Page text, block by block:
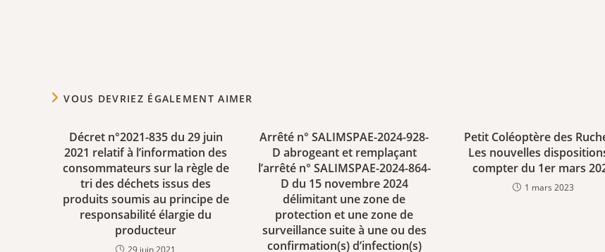
VOUS DEVRIEZ ÉGALEMENT AIMER
Décret n°2021-835 du 29 juin
2021 relatif à l’information des
consommateurs sur la règle de
tri des déchets issus des
produits soumis au principe de
responsabilité élargie du
producteur
29 juin 2021
Arrêté n° SALIMSPAE-2024-928-
D abrogeant et remplaçant
l’arrêté n° SALIMSPAE-2024-864-
D du 15 novembre 2024
délimitant une zone de
protection et une zone de
surveillance suite à une ou des
confirmation(s) d’infection(s)
Petit Coléoptère des
Les nouvelles
compter du 1er mars
1 mars 2023